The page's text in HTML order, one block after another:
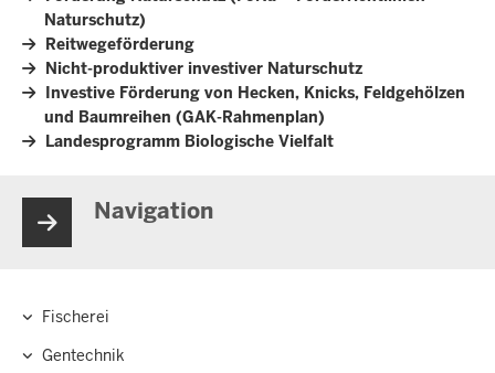
Naturschutz)
Reitwegeförderung
Nicht-produktiver investiver Naturschutz
Investive Förderung von Hecken, Knicks, Feldgehölzen
und Baumreihen (GAK-Rahmenplan)
Landesprogramm Biologische Vielfalt
Navigation
Fischerei
Gentechnik